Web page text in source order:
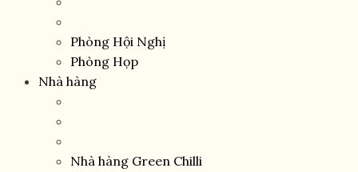
Phòng Hội Nghị
Phòng Họp
Nhà hàng
Nhà hàng Green Chilli